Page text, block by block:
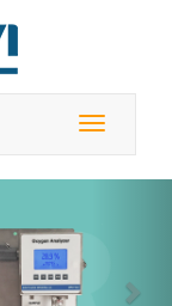
Toggle